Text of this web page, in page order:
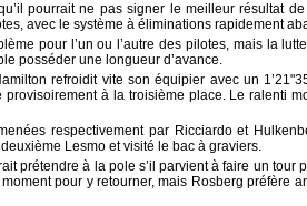
pourrait ne pas signer le meilleur résultat de
avec le système à éliminations rapidement
pour l’un ou l’autre des pilotes, mais la
posséder une longueur d’avance.
refroidit vite son équipier avec un
à la troisième place. Le ralenti
respectivement par Ricciardo et
Lesmo et visité le bac à graviers.
prétendre à la pole s’il parvient à faire un tour
pour y retourner, mais Rosberg préfère